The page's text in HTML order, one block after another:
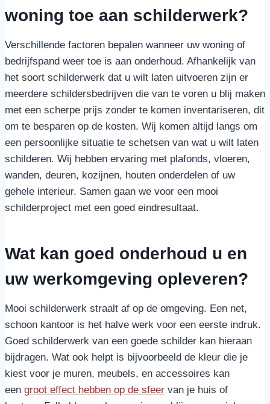
woning toe aan schilderwerk?
Verschillende factoren bepalen wanneer uw woning of
bedrijfspand weer toe is aan onderhoud. Afhankelijk van
het soort schilderwerk dat u wilt laten uitvoeren zijn er
meerdere schildersbedrijven die van te voren u blij maken
met een scherpe prijs zonder te komen inventariseren, dit
om te besparen op de kosten. Wij komen altijd langs om
een persoonlijke situatie te schetsen van wat u wilt laten
schilderen. Wij hebben ervaring met plafonds, vloeren,
wanden, deuren, kozijnen, houten onderdelen of uw
gehele interieur. Samen gaan we voor een mooi
schilderproject met een goed eindresultaat.
Wat kan goed onderhoud u en
uw werkomgeving opleveren?
Mooi schilderwerk straalt af op de omgeving. Een net,
schoon kantoor is het halve werk voor een eerste indruk.
Goed schilderwerk van een goede schilder kan hieraan
bijdragen. Wat ook helpt is bijvoorbeeld de kleur die je
kiest voor je muren, meubels, en accessoires kan
een groot effect hebben op de sfeer van je huis of